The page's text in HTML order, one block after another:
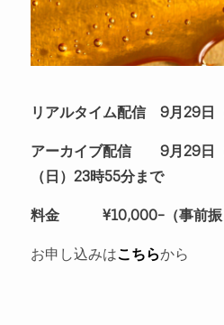
リアルタイム配信 9月29日
アーカイブ配信 9月29日（
（日）23時55分まで
料金 ¥10,000-（事前振
お申し込みはこちらから